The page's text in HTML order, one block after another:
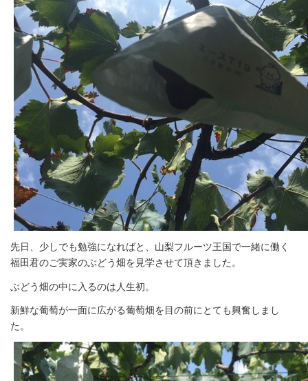
先日、少しでも勉強になればと、山梨フルーツ王国で一緒に働く
福田君のご実家のぶどう畑を見学させて頂きました。
ぶどう畑の中に入るのは人生初。
新鮮な葡萄が一面に広がる葡萄畑を目の前にとても興奮しまし
た。